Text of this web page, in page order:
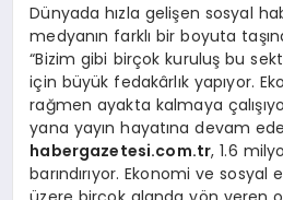
Dünyada hızla gelişen sosyal
medyanın farklı bir boyuta
“Bizim gibi birçok kuruluş bu
için büyük fedakârlık yapıyor.
rağmen ayakta kalmaya
yana yayın hayatına devam
habergazetesi.com.tr, 1.6
barındırıyor. Ekonomi ve